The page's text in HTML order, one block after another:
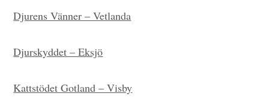
Djurens Vänner – Vetlanda
Djurskyddet – Eksjö
Kattstödet Gotland – Visby